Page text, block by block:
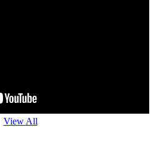
View All